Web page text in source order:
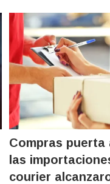
Compras puerta
las
courier